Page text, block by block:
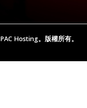
Hosting。版權所有。